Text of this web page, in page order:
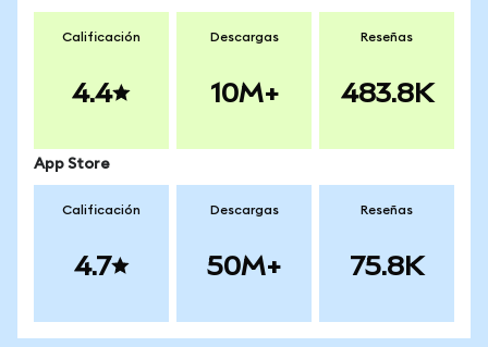
Calificación
4.4
Descargas
10M+
Reseñas
483.8K
App Store
Calificación
4.7
Descargas
50M+
Reseñas
75.8K